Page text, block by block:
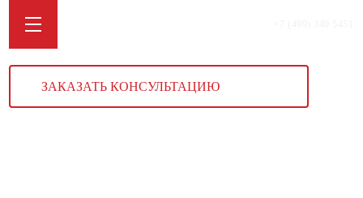
ЗАКАЗАТЬ КОНСУЛЬТАЦИЮ